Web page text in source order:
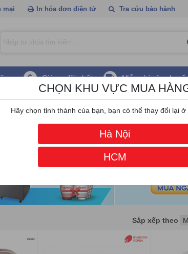
mại In hóa đơn điện tử Tra cứu bảo hành
Giá ưu đãi nhất Miễn phí vận
Sắp xếp theo
CHỌN KHU VỰC MUA
Hãy chọn tỉnh thành của bạn, bạn có thể thay đổi lại ở
Hà Nội
HCM